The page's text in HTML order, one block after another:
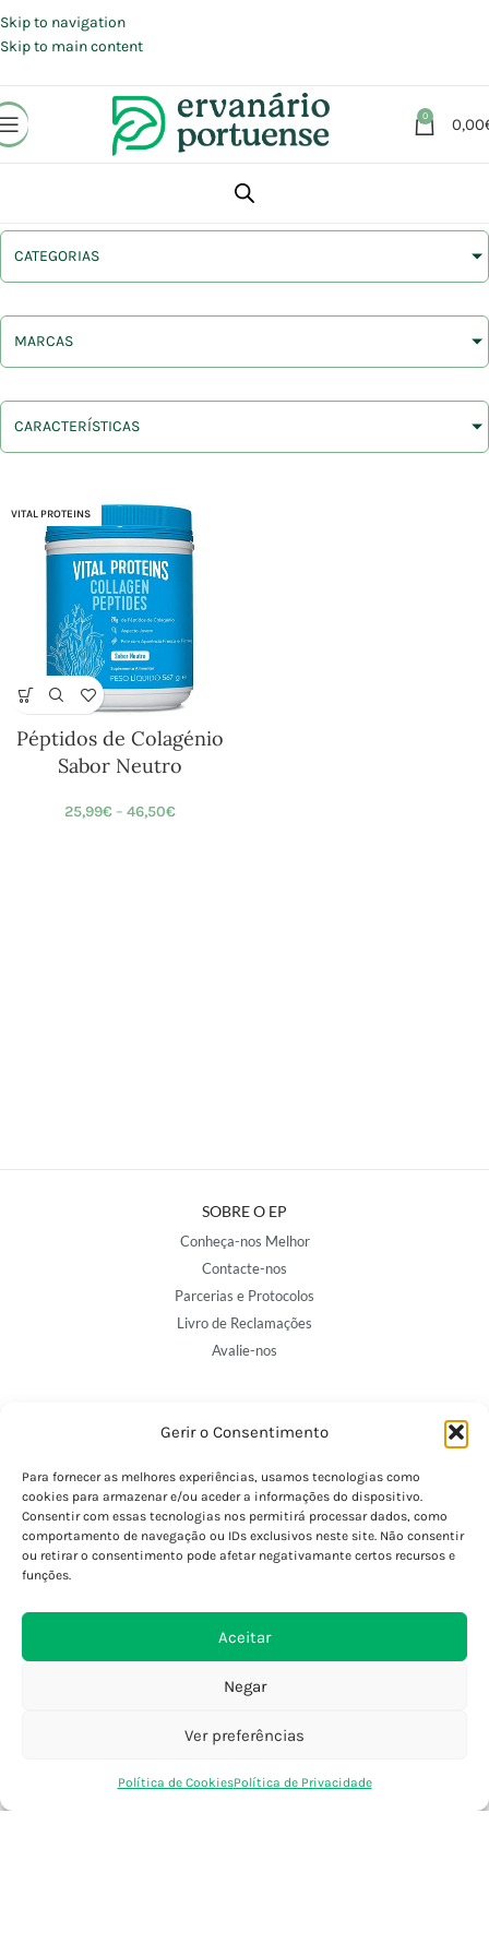
Gerir o Consentimento
Para fornecer as melhores experiências, usamos tecnologias como
cookies para armazenar e/ou aceder a informações do dispositivo.
Consentir com essas tecnologias nos permitirá processar dados, como
comportamento de navegação ou IDs exclusivos neste site. Não consentir
ou retirar o consentimento pode afetar negativamante certos recursos e
funções.
Aceitar
Negar
Ver preferências
Política de CookiesPolítica de Privacidade
Skip to navigation
Skip to main content
0 0,00
CATEGORIAS
MARCAS
CARACTERÍSTICAS
VITAL PROTEINS
Péptidos de Colagénio
Sabor Neutro
25,99€ – 46,50€
SOBRE O EP
Conheça-nos Melhor
Contacte-nos
Parcerias e Protocolos
Livro de Reclamações
Avalie-nos
NOSSAS LOJAS
Porto - Boavista
Porto - Foz
Porto - S. João
Viana do Castelo
SAIBA MAIS
Política de Privacidade
Termos e Condições
Perguntas Frequentes